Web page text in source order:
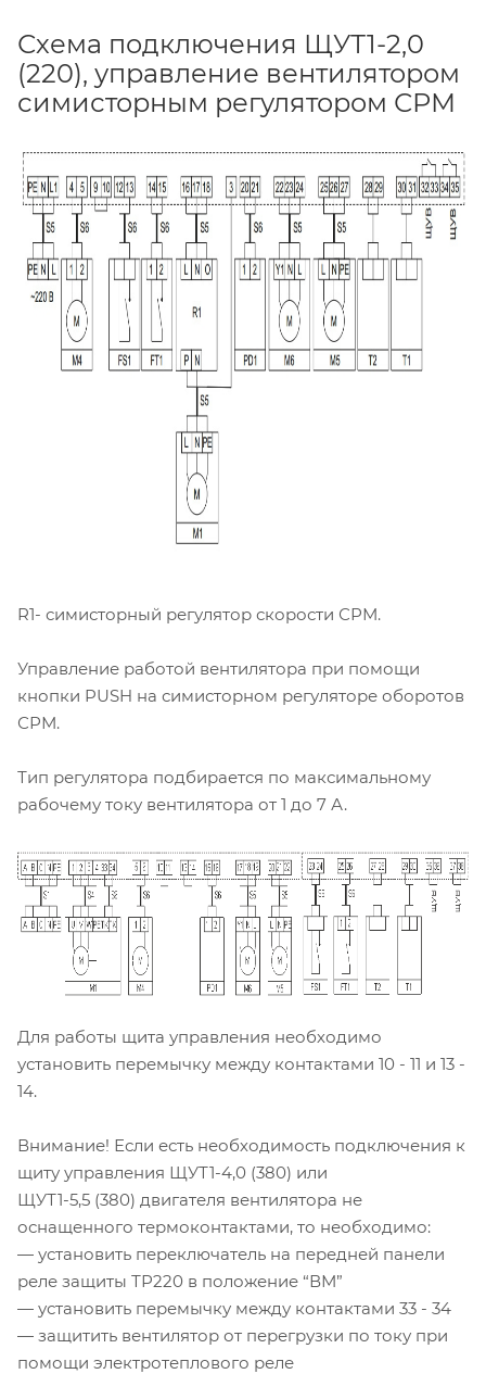
Схема подключения ЩУТ1-2,0
(220), управление вентилятором
симисторным регулятором СРМ
R1- симисторный регулятор скорости СРМ.
Управление работой вентилятора при помощи
кнопки PUSH на симисторном регуляторе оборотов
СРМ.
Тип регулятора подбирается по максимальному
рабочему току вентилятора от 1 до 7 А.
Для работы щита управления необходимо
установить перемычку между контактами 10 - 11 и 13 -
14.
Внимание! Если есть необходимость подключения к
щиту управления ЩУТ1-4,0 (380) или
ЩУТ1-5,5 (380) двигателя вентилятора не
оснащенного термоконтактами, то необходимо:
— установить переключатель на передней панели
реле защиты ТР220 в положение “ВМ”
— установить перемычку между контактами 33 - 34
— защитить вентилятор от перегрузки по току при
помощи электротеплового реле